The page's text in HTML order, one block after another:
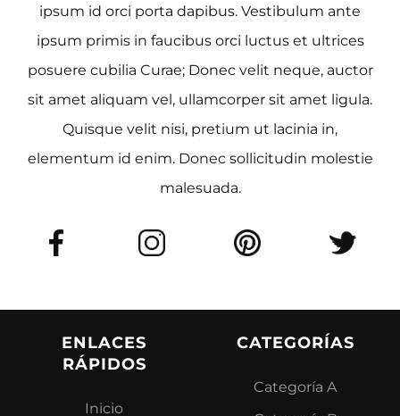
ipsum id orci porta dapibus. Vestibulum ante
ipsum primis in faucibus orci luctus et ultrices
posuere cubilia Curae; Donec velit neque, auctor
sit amet aliquam vel, ullamcorper sit amet ligula.
Quisque velit nisi, pretium ut lacinia in,
elementum id enim. Donec sollicitudin molestie
malesuada.
ENLACES
RÁPIDOS
Inicio
CATEGORÍAS
Categoría A